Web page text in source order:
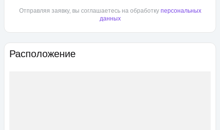
Расположение
Отправляя заявку, вы соглашаетесь на обработку персональных
данных